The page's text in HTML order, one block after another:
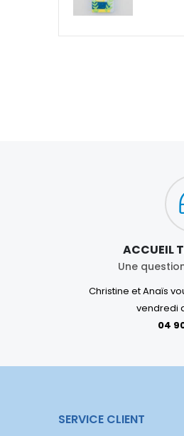
ACCUEIL
Une
Christine et Anaïs
vendredi
04
SERVICE CLIENT